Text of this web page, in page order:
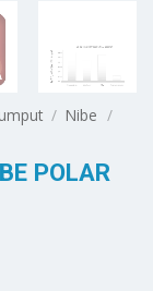
/ Nibe /
POLAR